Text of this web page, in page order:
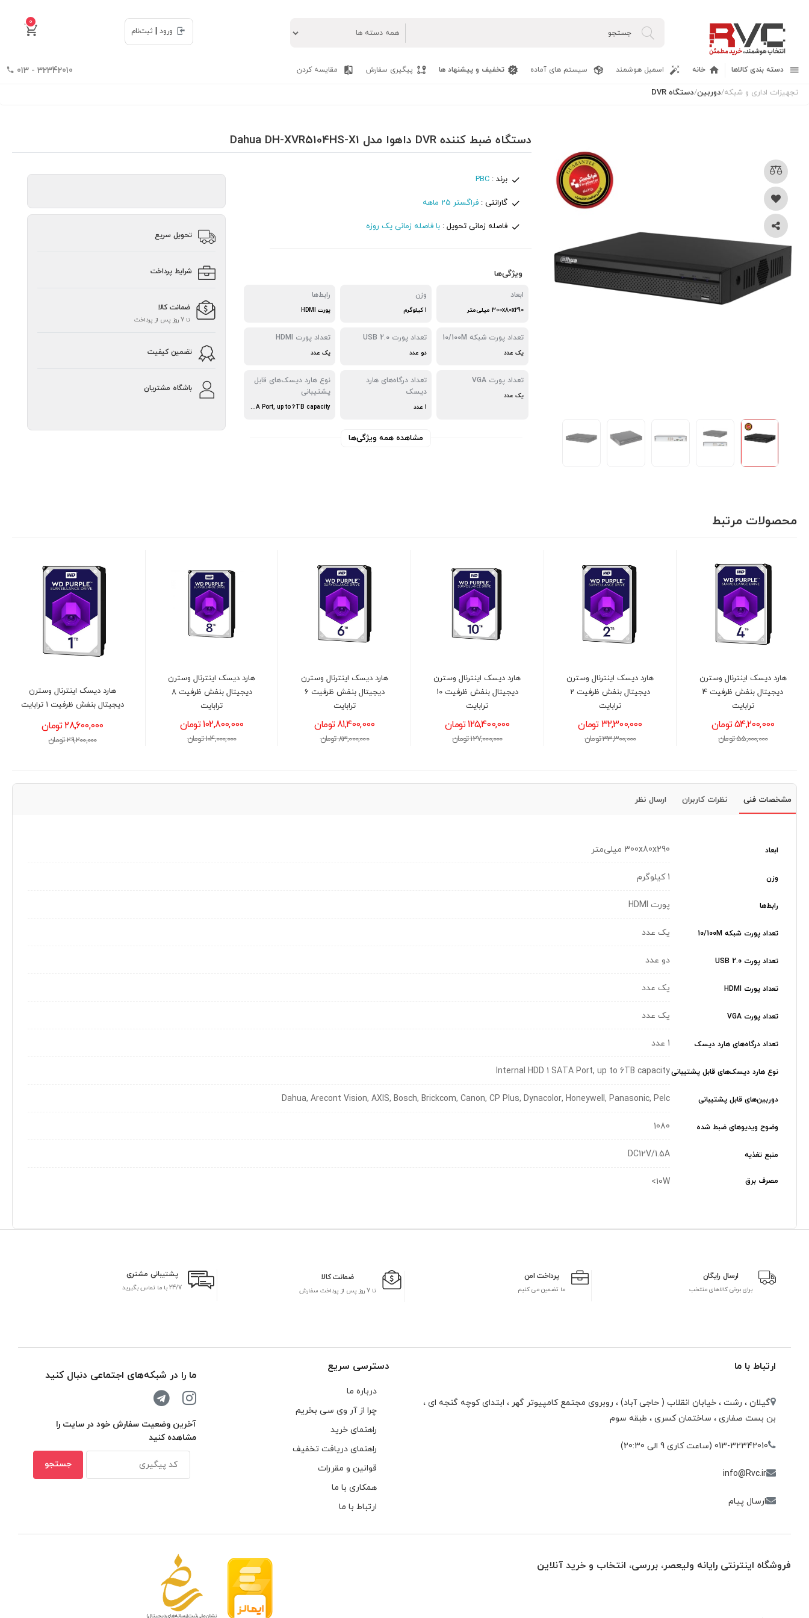
0
ورود
ثبت‌نام
دسته بندی کالاها خانه اسمبل هوشمند سیستم های آماده تخفیف و پیشنهاد ها پیگیری سفارش مقایسه کردن 32342010 - 013
تجهیزات اداری و شبکه/دوربین/دستگاه DVR
دستگاه ضبط کننده DVR داهوا مدل Dahua DH-XVR5104HS-X1
برند : PBC
گارانتی : فراگستر 25 ماهه
فاصله زمانی تحویل : با فاصله زمانی یک روزه
ویژگی‌ها
ابعاد
300x80x290 میلی‌متر
وزن
1 کیلوگرم
رابط‌ها
پورت HDMI
تعداد پورت شبکه 10/100M
یک عدد
تعداد پورت USB 2.0
دو عدد
تعداد پورت HDMI
یک عدد
تعداد پورت VGA
یک عدد
تعداد درگاه‌های هارد
دیسک
1 عدد
نوع هارد دیسک‌های قابل
پشتیبانی
Internal HDD 1 SATA Port, up to 6TB capacity
مشاهده همه ویژگی‌ها
تحویل سریع
شرایط پرداخت
ضمانت کالا
تا 7 روز پس از پرداخت
تضمین کیفیت
باشگاه مشتریان
محصولات مرتبط
هارد دیسک اینترنال وسترن
دیجیتال بنفش ظرفیت 4
ترابایت
54,200,000 تومان
55,000,000 تومان
هارد دیسک اینترنال وسترن
دیجیتال بنفش ظرفیت 2
ترابایت
32,300,000 تومان
33,300,000 تومان
هارد دیسک اینترنال وسترن
دیجیتال بنفش ظرفیت 10
ترابایت
125,400,000 تومان
127,000,000 تومان
هارد دیسک اینترنال وسترن
دیجیتال بنفش ظرفیت 6
ترابایت
81,400,000 تومان
83,000,000 تومان
هارد دیسک اینترنال وسترن
دیجیتال بنفش ظرفیت 8
ترابایت
102,800,000 تومان
104,000,000 تومان
هارد دیسک اینترنال وسترن
دیجیتال بنفش ظرفیت 1 ترابایت
28,600,000 تومان
29,200,000 تومان
مشخصات فنی نظرات کاربران ارسال نظر
ابعاد 300x80x290 میلی‌متر
وزن 1 کیلوگرم
رابط‌ها پورت HDMI
تعداد پورت شبکه 10/100M یک عدد
تعداد پورت USB 2.0 دو عدد
تعداد پورت HDMI یک عدد
تعداد پورت VGA یک عدد
تعداد درگاه‌های هارد دیسک 1 عدد
نوع هارد دیسک‌های قابل پشتیبانیInternal HDD 1 SATA Port, up to 6TB capacity
دوربین‌های قابل پشتیبانی Dahua, Arecont Vision, AXIS, Bosch, Brickcom, Canon, CP Plus, Dynacolor, Honeywell, Panasonic, Pelc
وضوح ویدیوهای ضبط شده 1080
منبع تغذیه DC12V/1.5A
مصرف برق 10W>
ارسال رایگان
برای برخی کالاهای منتخب
پرداخت امن
ما تضمین می کنیم
ضمانت کالا
تا 7 روز پس از پرداخت سفارش
پشتیبانی مشتری
24/7 با ما تماس بگیرید
ارتباط با ما
گیلان ، رشت ، خيابان انقلاب ( حاجی آباد) ، روبروی مجتمع كامپيوتر گهر ، ابتدای كوچه گنجه ای ،
بن بست صفاری ، ساختمان كسری ، طبقه سوم
013-32342010 (ساعت کاری 9 الی 20:30)
info@Rvc.ir
ارسال پیام
دسترسی سریع
درباره ما
چرا از آر وی سی بخریم
راهنمای خرید
راهنمای دریافت تخفیف
قوانین و مقررات
همکاری با ما
ارتباط با ما
ما را در شبکه‌های اجتماعی دنبال کنید
آخرین وضعیت سفارش خود در سایت را
مشاهده کنید
فروشگاه اینترنتی رایانه ولیعصر، بررسی، انتخاب و خرید آنلاین